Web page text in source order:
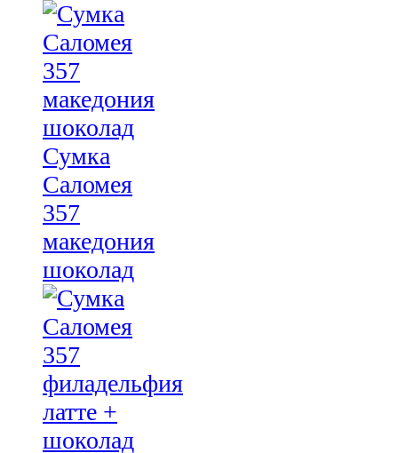
Сумка
Саломея
357
македония
шоколад